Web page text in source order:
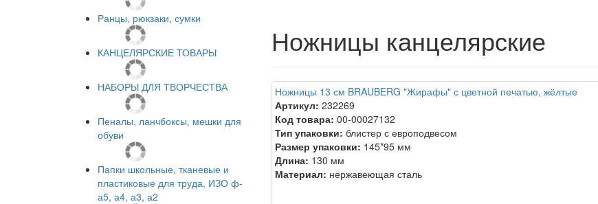
Ранцы, рюкзаки, сумки
КАНЦЕЛЯРСКИЕ ТОВАРЫ
НАБОРЫ ДЛЯ ТВОРЧЕСТВА
Пеналы, ланчбоксы, мешки для
обуви
Папки школьные, тканевые и
пластиковые для труда, ИЗО ф-
а5, а4, а3, а2
Ножницы канцелярские
Ножницы 13 см BRAUBERG "Жирафы" с цветной печатью, жёлтые
Артикул: 232269
Код товара: 00-00027132
Тип упаковки: блистер с европодвесом
Размер упаковки: 145*95 мм
Длина: 130 мм
Материал: нержавеющая сталь